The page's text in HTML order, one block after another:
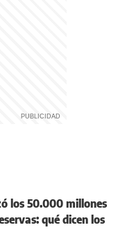
los 50.000 millones
qué dicen los